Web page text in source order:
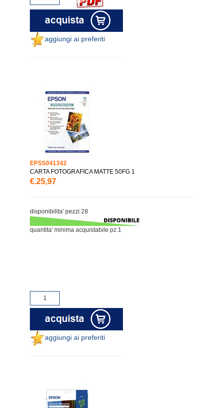
aggiungi ai preferiti
EPSS041342
CARTA FOTOGRAFICA MATTE 50FG 1
€.25,97
disponibilita' pezzi 28
quantita' minima acquistabile pz.1
aggiungi ai preferiti